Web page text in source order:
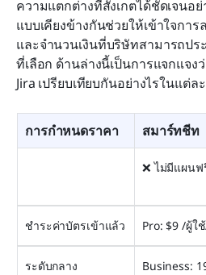
ความแตกต่างที่สังเกตได้ชัดเจนอย่
แบบเคียงข้างกันช่วยให้เข้าใจกา
และจำนวนเงินที่บริษัทสามารถป
ที่เลือก ด้านล่างนี้เป็นการแจกแจง
Jira เปรียบเทียบกันอย่างไรในแต่
การกำหนดราคา สมาร์ทชีท
❌ ไม่มีแผน
ชำระค่าบัตรเข้าแล้ว Pro: $9 /ผู้ใ
ระดับกลาง Business: